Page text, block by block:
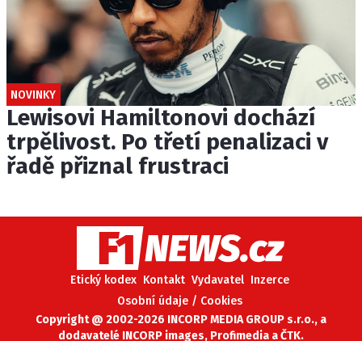
NOVINKY
Lewisovi Hamiltonovi dochází
trpělivost. Po třetí penalizaci v
řadě přiznal frustraci
Etický kodex Kontakt Vydavatel Inzerce
Osobní údaje / Cookies
Copyright @ 2002-2026 INCORP MEDIA GROUP s.r.o., a
dodavatelé INCORP images, Profimedia a ČTK.